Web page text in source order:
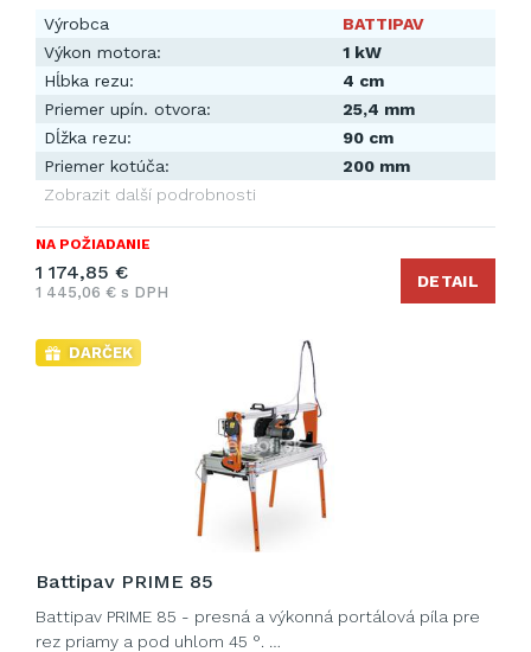
Výrobca
BATTIPAV
Výkon motora:
1 kW
Hĺbka rezu:
4 cm
Priemer upín. otvora:
25,4 mm
Dĺžka rezu:
90 cm
Priemer kotúča:
200 mm
Zobrazit další podrobnosti
NA POŽIADANIE
1 174,85 €
1 445,06 € s DPH
DETAIL
DARČEK
Battipav PRIME 85
Battipav PRIME 85 - presná a výkonná portálová píla pre
rez priamy a pod uhlom 45 °. …